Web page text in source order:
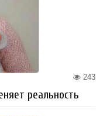
243
реальность